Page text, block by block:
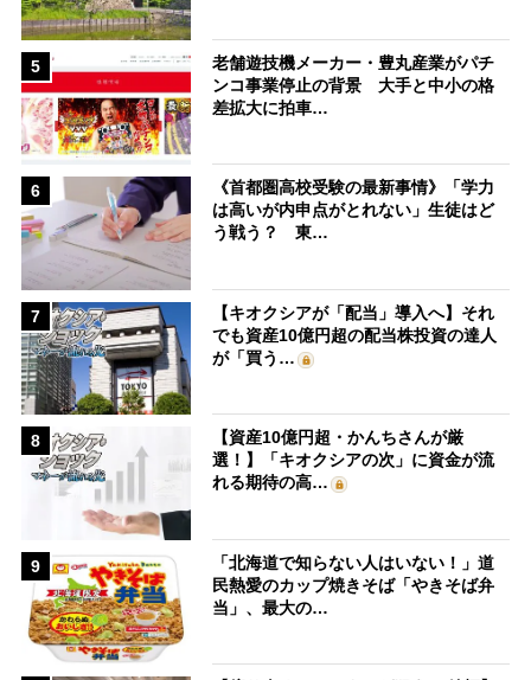
5
老舗遊技機メーカー・豊丸産業がパチ
ンコ事業停止の背景 大手と中小の格
差拡大に拍車…
6
《首都圏高校受験の最新事情》「学力
は高いが内申点がとれない」生徒はど
う戦う？ 東…
7
【キオクシアが「配当」導入へ】それ
でも資産10億円超の配当株投資の達人
が「買う…
8
【資産10億円超・かんちさんが厳
選！】「キオクシアの次」に資金が流
れる期待の高…
9
「北海道で知らない人はいない！」道
民熱愛のカップ焼きそば「やきそば弁
当」、最大の…